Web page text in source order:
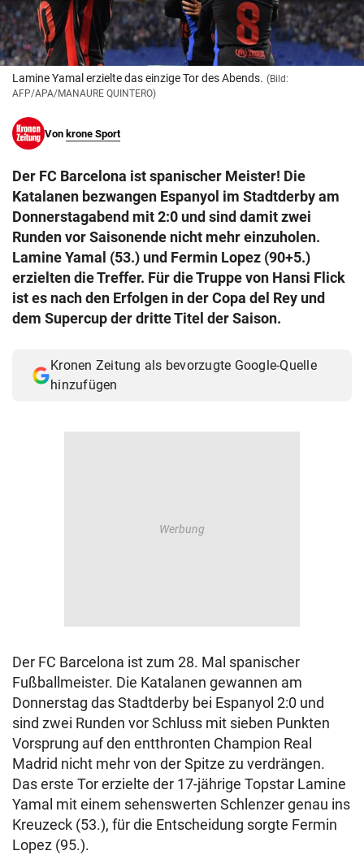
© Krone Multimedia GmbH & Co KG 2026
Muthgasse 2, 1190 Wien
Lamine Yamal erzielte das einzige Tor des Abends. (Bild:
AFP/APA/MANAURE QUINTERO)
Von krone Sport
Der FC Barcelona ist spanischer Meister! Die
Katalanen bezwangen Espanyol im Stadtderby am
Donnerstagabend mit 2:0 und sind damit zwei
Runden vor Saisonende nicht mehr einzuholen.
Lamine Yamal (53.) und Fermin Lopez (90+5.)
erzielten die Treffer. Für die Truppe von Hansi Flick
ist es nach den Erfolgen in der Copa del Rey und
dem Supercup der dritte Titel der Saison.
Kronen Zeitung als bevorzugte Google-Quelle
hinzufügen
Der FC Barcelona ist zum 28. Mal spanischer
Fußballmeister. Die Katalanen gewannen am
Donnerstag das Stadtderby bei Espanyol 2:0 und
sind zwei Runden vor Schluss mit sieben Punkten
Vorsprung auf den entthronten Champion Real
Madrid nicht mehr von der Spitze zu verdrängen.
Das erste Tor erzielte der 17-jährige Topstar Lamine
Yamal mit einem sehenswerten Schlenzer genau ins
Kreuzeck (53.), für die Entscheidung sorgte Fermin
Lopez (95.).